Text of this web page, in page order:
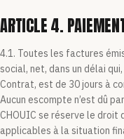
ARTICLE 4.
4.1. Toutes les factures
social, net, dans un délai
Contrat, est de 30 jours à
Aucun escompte n’est dû
CHOUIC se réserve le droit
applicables à la situation